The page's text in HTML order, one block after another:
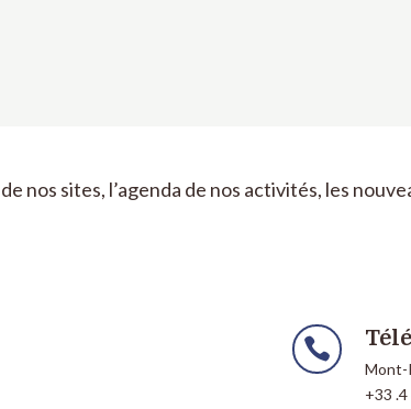
nos sites, l’agenda de nos activités, les

Mont-
+33